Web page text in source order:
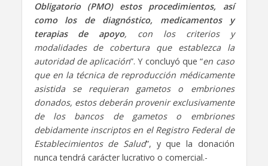
Obligatorio (PMO) estos
procedimientos, así
como los de diagnóstico, medicamentos y
terapias de
apoyo, con los criterios y
modalidades de cobertura que establezca la
autoridad de aplicación”. Y concluyó que “en caso
que en la técnica de reproducción médicamente
asistida se requieran gametos o embriones
donados, estos deberán provenir exclusivamente
de los bancos de gametos o embriones
debidamente inscriptos en el Registro Federal de
Establecimientos de Salud”, y que la donación
nunca tendrá carácter lucrativo o comercial.-